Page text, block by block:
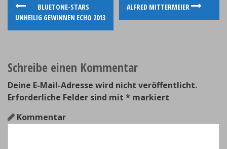
P
o
t
n
a
v
BLUETONE-STARS
UNHEILIG GEWINNEN ECHO 2013
ALFRED MITTERMEIER
Schreibe einen Kommentar
Deine E-Mail-Adresse wird nicht veröffentlicht.
Erforderliche Felder sind mit * markiert
Kommentar